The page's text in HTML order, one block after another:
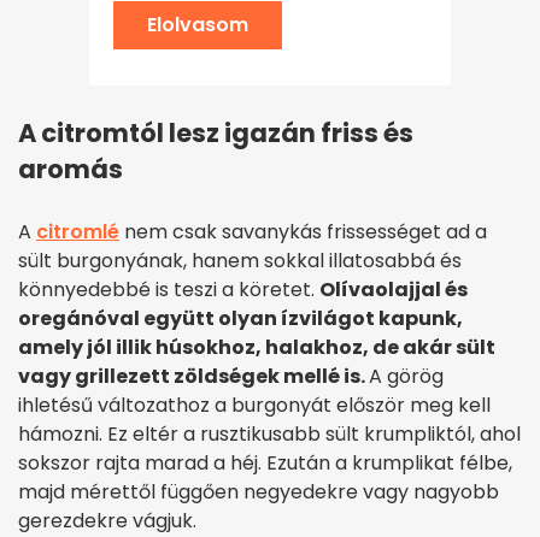
Elolvasom
A citromtól lesz igazán friss és
aromás
A citromlé nem csak savanykás frissességet ad a
sült burgonyának, hanem sokkal illatosabbá és
könnyedebbé is teszi a köretet. Olívaolajjal és
oregánóval együtt olyan ízvilágot kapunk,
amely jól illik húsokhoz, halakhoz, de akár sült
vagy grillezett zöldségek mellé is.A görög
ihletésű változathoz a burgonyát először meg kell
hámozni. Ez eltér a rusztikusabb sült krumpliktól, ahol
sokszor rajta marad a héj. Ezután a krumplikat félbe,
majd mérettől függően negyedekre vagy nagyobb
gerezdekre vágjuk.